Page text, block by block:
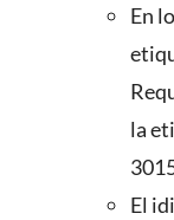
En
la
El